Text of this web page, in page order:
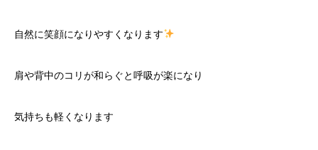
自然に笑顔になりやすくなります
肩や背中のコリが和らぐと呼吸が楽になり
気持ちも軽くなります